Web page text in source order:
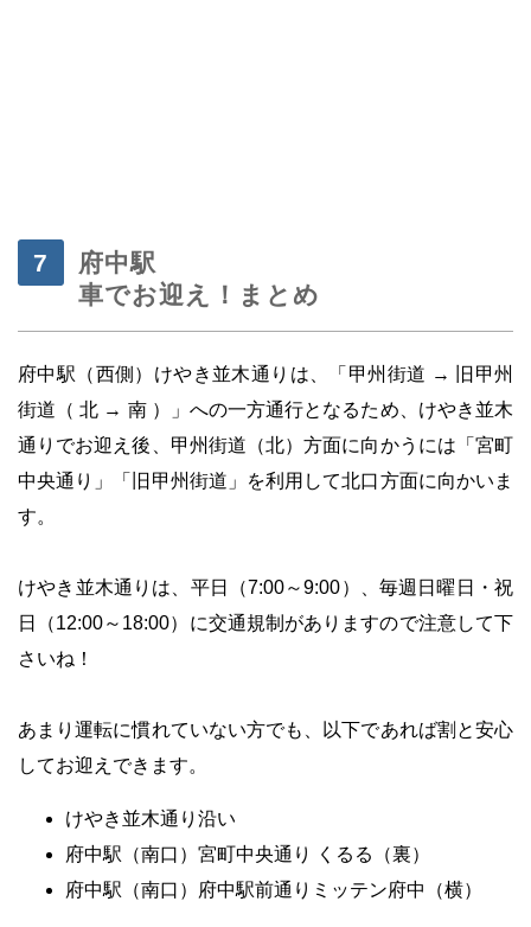
府中駅
車でお迎え！まとめ
府中駅（西側）けやき並木通りは、「甲州街道 → 旧甲州
街道（ 北 → 南 ）」への一方通行となるため、けやき並木
通りでお迎え後、甲州街道（北）方面に向かうには「宮町
中央通り」「旧甲州街道」を利用して北口方面に向かいま
す。
けやき並木通りは、平日（7:00～9:00）、毎週日曜日・祝
日（12:00～18:00）に交通規制がありますので注意して下
さいね！
あまり運転に慣れていない方でも、以下であれば割と安心
してお迎えできます。
けやき並木通り沿い
府中駅（南口）宮町中央通り くるる（裏）
府中駅（南口）府中駅前通りミッテン府中（横）